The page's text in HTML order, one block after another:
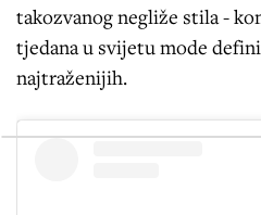
takozvanog negliže stila -
tjedana u svijetu mode
najtraženijih.